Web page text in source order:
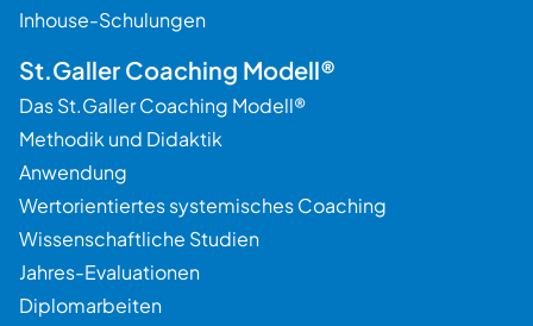
Inhouse-Schulungen
St.Galler Coaching Modell®
Das St.Galler Coaching Modell®
Methodik und Didaktik
Anwendung
Wertorientiertes systemisches Coaching
Wissenschaftliche Studien
Jahres-Evaluationen
Diplomarbeiten